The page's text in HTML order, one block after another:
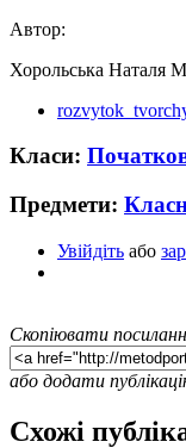
Автор:
Хорольська Наталя
Класи:
Предмети:
Увійдіть або
Скопіювати
або додати
Схожі